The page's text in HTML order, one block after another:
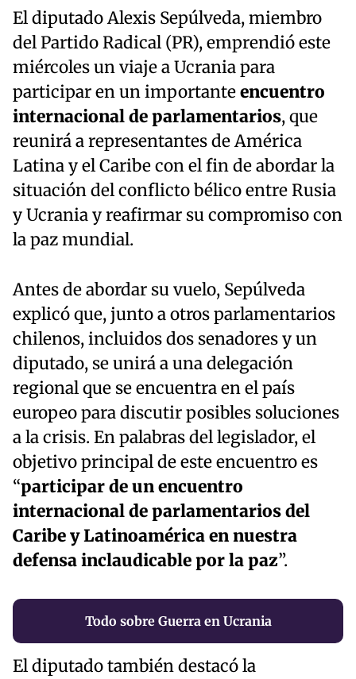
El diputado Alexis Sepúlveda, miembro
del Partido Radical (PR), emprendió este
miércoles un viaje a Ucrania para
participar en un importanteencuentro
internacional de parlamentarios, que
reunirá a representantes de América
Latina y el Caribe con el fin de abordar la
situación del conflicto bélico entre Rusia
y Ucrania y reafirmar su compromiso con
la paz mundial.
Antes de abordar su vuelo, Sepúlveda
explicó que, junto a otros parlamentarios
chilenos, incluidos dos senadores y un
diputado, se unirá a una delegación
regional que se encuentra en el país
europeo para discutir posibles soluciones
a la crisis. En palabras del legislador, el
objetivo principal de este encuentro es
“participar de un encuentro
internacional de parlamentarios del
Caribe y Latinoamérica en nuestra
defensa inclaudicable por la paz”.
Todo sobre Guerra en Ucrania
El diputado también destacó la